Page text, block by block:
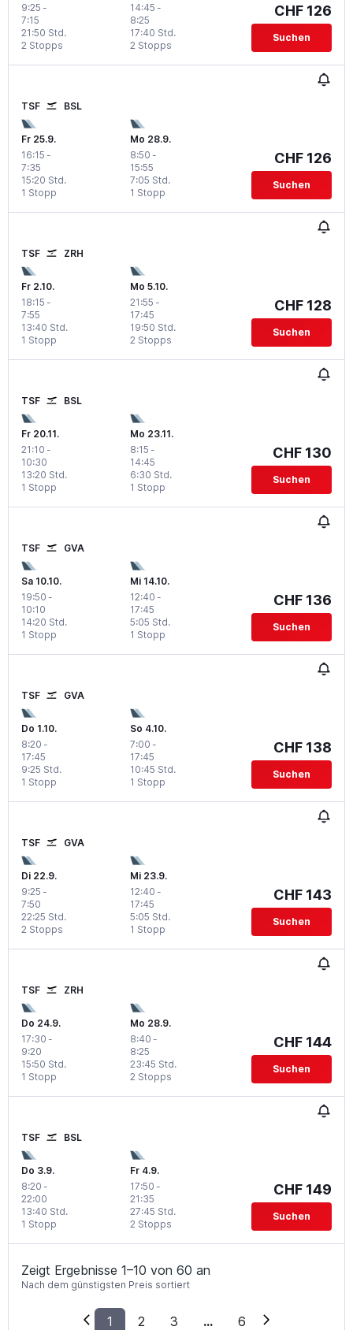
9:25 -
7:15
2 Stopps
21:50 Std.
14:45 -
8:25
2 Stopps
17:40 Std.
CHF 126
Suchen
TSF BSL
Fr 25.9.
16:15 -
7:35
1 Stopp
15:20 Std.
Mo 28.9.
8:50 -
15:55
1 Stopp
7:05 Std.
CHF 126
Suchen
TSF ZRH
Fr 2.10.
18:15 -
7:55
1 Stopp
13:40 Std.
Mo 5.10.
21:55 -
17:45
2 Stopps
19:50 Std.
CHF 128
Suchen
TSF BSL
Fr 20.11.
21:10 -
10:30
1 Stopp
13:20 Std.
Mo 23.11.
8:15 -
14:45
1 Stopp
6:30 Std.
CHF 130
Suchen
TSF GVA
Sa 10.10.
19:50 -
10:10
1 Stopp
14:20 Std.
Mi 14.10.
12:40 -
17:45
1 Stopp
5:05 Std.
CHF 136
Suchen
TSF GVA
Do 1.10.
8:20 -
17:45
1 Stopp
9:25 Std.
So 4.10.
7:00 -
17:45
1 Stopp
10:45 Std.
CHF 138
Suchen
TSF GVA
Di 22.9.
9:25 -
7:50
2 Stopps
22:25 Std.
Mi 23.9.
12:40 -
17:45
1 Stopp
5:05 Std.
CHF 143
Suchen
TSF ZRH
Do 24.9.
17:30 -
9:20
1 Stopp
15:50 Std.
Mo 28.9.
8:40 -
8:25
2 Stopps
23:45 Std.
CHF 144
Suchen
TSF BSL
Do 3.9.
8:20 -
22:00
1 Stopp
13:40 Std.
Fr 4.9.
17:50 -
21:35
2 Stopps
27:45 Std.
CHF 149
Suchen
Zeigt Ergebnisse 1–10 von 60 an
Nach dem günstigsten Preis sortiert
1 2 3 ... 6